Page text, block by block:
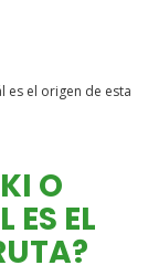
es el origen de esta
O
ES EL